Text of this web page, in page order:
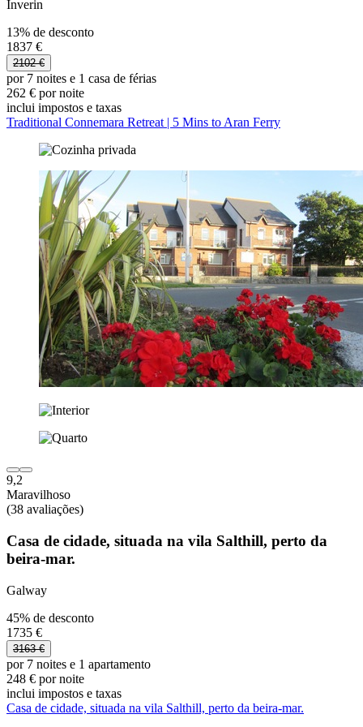
Inverin
13% de desconto
1837 €
2102 €
por 7 noites e 1 casa de férias
262 € por noite
inclui impostos e taxas
Traditional Connemara Retreat | 5 Mins to Aran Ferry
9,2
Maravilhoso
(38 avaliações)
Casa de cidade, situada na vila Salthill, perto da
beira-mar.
Galway
45% de desconto
1735 €
3163 €
por 7 noites e 1 apartamento
248 € por noite
inclui impostos e taxas
Casa de cidade, situada na vila Salthill, perto da beira-mar.